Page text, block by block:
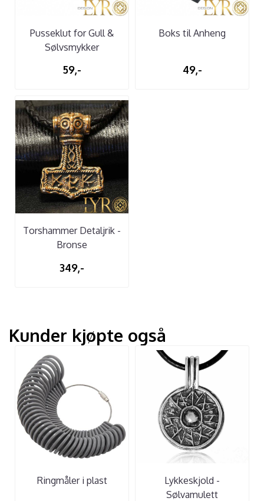
Pusseklut for Gull &
Sølvsmykker
59,-
Boks til Anheng
49,-
Torshammer Detaljrik -
Bronse
349,-
Kunder kjøpte også
Ringmåler i plast
Lykkeskjold -
Sølvamulett